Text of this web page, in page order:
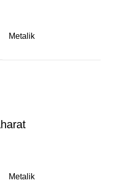
Metalik
Metalik